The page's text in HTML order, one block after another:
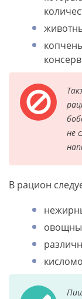
не
В рацион